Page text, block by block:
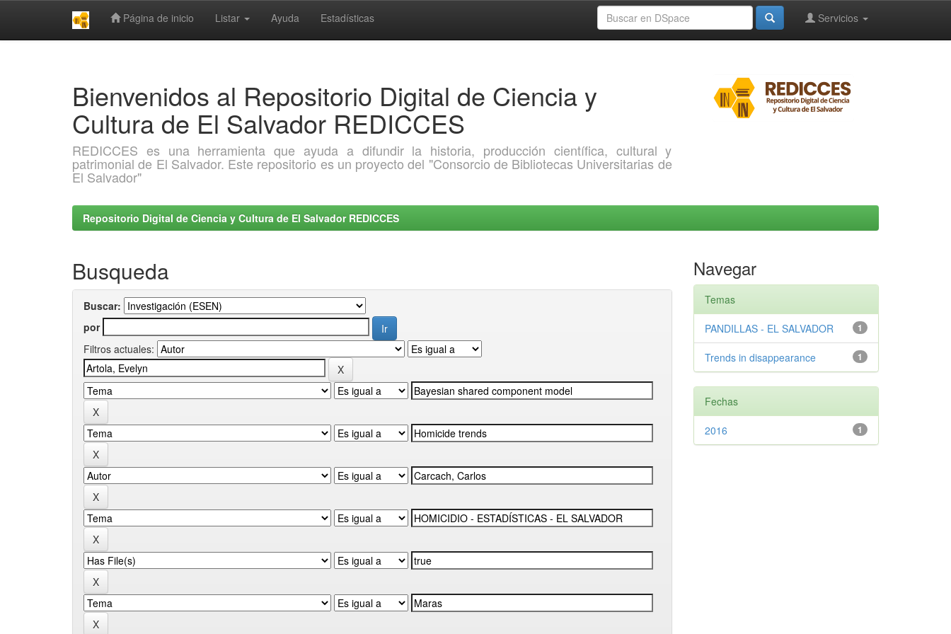
Página de inicio Listar Ayuda Estadísticas Servicios
Bienvenidos al Repositorio Digital de Ciencia y
Cultura de El Salvador REDICCES
REDICCES es una herramienta que ayuda a difundir la historia, producción científica, cultural y
patrimonial de El Salvador. Este repositorio es un proyecto del "Consorcio de Bibliotecas Universitarias de
El Salvador"
Repositorio Digital de Ciencia y Cultura de El Salvador REDICCES
Busqueda
Buscar:
por
Filtros actuales:
Navegar
Temas
1
PANDILLAS - EL SALVADOR
1
Trends in disappearance
Fechas
1
2016